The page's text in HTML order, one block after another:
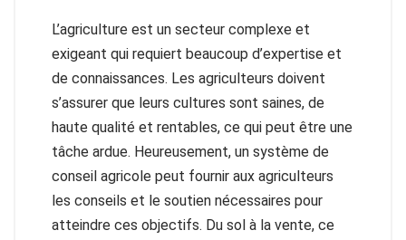
L’agriculture est un secteur complexe et
exigeant qui requiert beaucoup d’expertise et
de connaissances. Les agriculteurs doivent
s’assurer que leurs cultures sont saines, de
haute qualité et rentables, ce qui peut être une
tâche ardue. Heureusement, un système de
conseil agricole peut fournir aux agriculteurs
les conseils et le soutien nécessaires pour
atteindre ces objectifs. Du sol à la vente, ce